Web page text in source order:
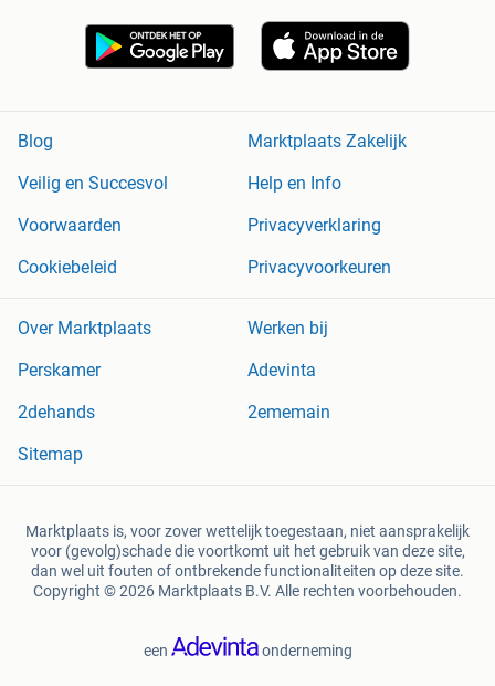
Blog
Marktplaats Zakelijk
Veilig en Succesvol
Help en Info
Voorwaarden
Privacyverklaring
Cookiebeleid
Privacyvoorkeuren
Over Marktplaats
Werken bij
Perskamer
Adevinta
2dehands
2ememain
Sitemap
Marktplaats is, voor zover wettelijk toegestaan, niet aansprakelijk
voor (gevolg)schade die voortkomt uit het gebruik van deze site,
dan wel uit fouten of ontbrekende functionaliteiten op deze site.
Copyright © 2026 Marktplaats B.V. Alle rechten voorbehouden.
een onderneming